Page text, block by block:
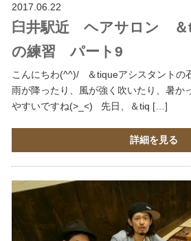
2017.06.22
臼井駅近 ヘアサロン
の練習 パート9
こんにちわ(^^)/ ＆tiqueアシスタントの
雨が降ったり、風が強く吹いたり、暑か
やすいですね(>_<) 先日、＆tiq […]
詳細を見る